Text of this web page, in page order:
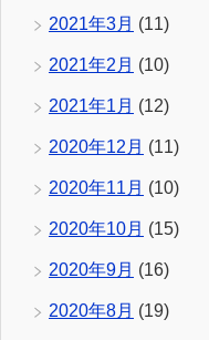
2021年3月 (11)
2021年2月 (10)
2021年1月 (12)
2020年12月 (11)
2020年11月 (10)
2020年10月 (15)
2020年9月 (16)
2020年8月 (19)